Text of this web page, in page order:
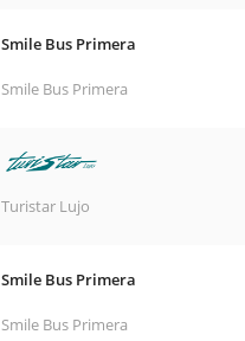
Smile Bus Primera
Smile Bus Primera
Turistar Lujo
Smile Bus Primera
Smile Bus Primera